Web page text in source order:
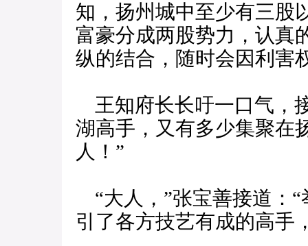
知，扬州城中至少有三股
富豪分成两股势力，认真
纵的结合，随时会因利害
王知府长长吁一口气，
湖高手，又有多少集聚在
人！”
“大人，”张宝善接道：
引了各方技艺有成的高手